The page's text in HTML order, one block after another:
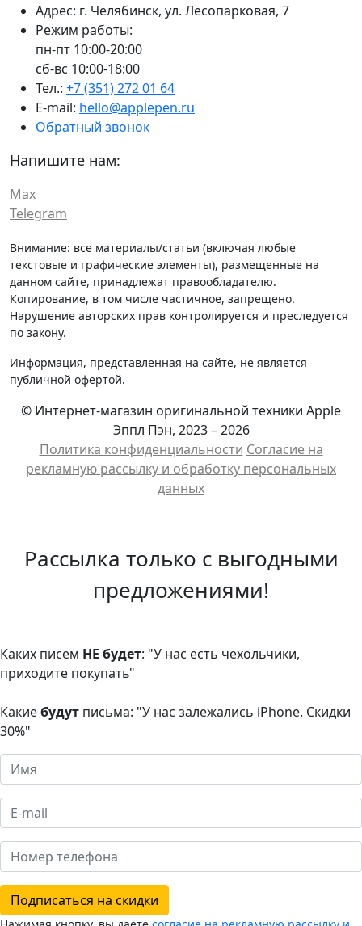
Адрес: г. Челябинск, ул. Лесопарковая, 7
Режим работы:
пн-пт 10:00-20:00
сб-вс 10:00-18:00
Тел.: +7 (351) 272 01 64
E-mail: hello@applepen.ru
Обратный звонок
Напишите нам:
Max
Telegram
Внимание: все материалы/статьи (включая любые
текстовые и графические элементы), размещенные на
данном сайте, принадлежат правообладателю.
Копирование, в том числе частичное, запрещено.
Нарушение авторских прав контролируется и преследуется
по закону.
Информация, представленная на сайте, не является
публичной офертой.
© Интернет-магазин оригинальной техники Apple
Эппл Пэн, 2023 – 2026
Политика конфиденциальности Cогласие на
рекламную рассылку и обработку персональных
данных
Рассылка только с выгодными
предложениями!
Каких писем НЕ будет: "У нас есть чехольчики,
приходите покупать"
Какиебудут письма: "У нас залежались iPhone. Скидки
30%"
Подписаться на скидки